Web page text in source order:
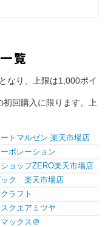
覧
なり、上限は1,000ポイ
回購入に限ります。上
トマルゼン 楽天市場店
ポレーション
ョップZERO楽天市場店
ック 楽天市場店
ラフト
クエアミツヤ
ックス＠